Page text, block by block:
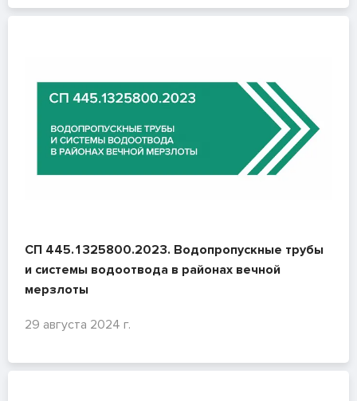
СП 445.1325800.2023. Водопропускные трубы
и системы водоотвода в районах вечной
мерзлоты
29 августа 2024 г.